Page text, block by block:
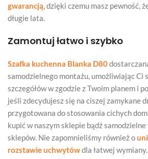
gwarancją, dzięki czemu masz pewność,
długie lata.
Zamontuj łatwo i szybko
Szafka kuchenna Blanka D80
samodzielnego montażu, umożliwiając Ci
szczegółów w zgodzie z Twoim planem i
jeśli zdecydujesz się na ciszej zamykane
przygotowana do stosowania cichych
kupić w naszym sklepie bądź
sklepów. Nie zapomnieliśmy również o
rozstawie uchwytówdla łatwej wymiany.